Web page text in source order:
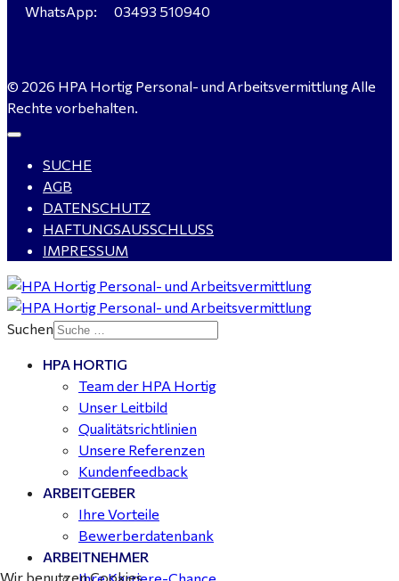
Rohrleitungsbau - Tagschicht - Leuna ab 20 €
Kalkulator (m/w/d) mit technischen Erfahrungen
gesucht für Halle (Saale) - ab 4.000 €
25
Mitarbeiter Wohnungssanierung / Maler (m/w/d)
Dessau-Roßlau - ab 18,00 €
WhatsApp:
03493 510940
© 2026 HPA Hortig Personal- und Arbeitsvermittlung Alle
Rechte vorbehalten.
SUCHE
AGB
DATENSCHUTZ
HAFTUNGSAUSSCHLUSS
IMPRESSUM
Suchen
HPA HORTIG
Team der HPA Hortig
Unser Leitbild
Qualitätsrichtlinien
Unsere Referenzen
Kundenfeedback
ARBEITGEBER
Ihre Vorteile
Bewerberdatenbank
ARBEITNEHMER
Wir benutzen Cookies